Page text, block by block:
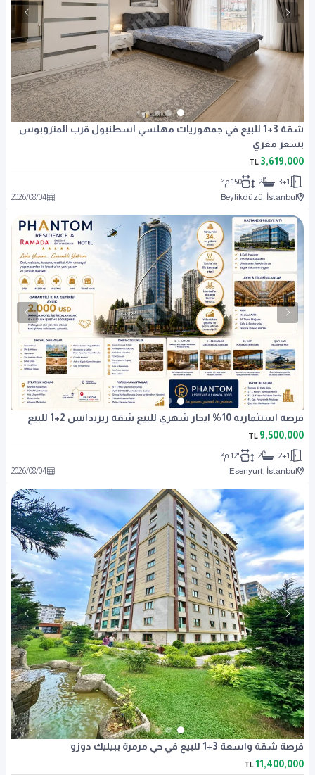
شقة 3+1 للبيع في جمهوريات مهلسي اسطنبول قرب المتروبوس
بسعر مغري
3,619,000
TL
3+1
2
150 م²
Beylikdüzü, İstanbul
2026/08/04
فرصة استثمارية 10% ايجار شهري للبيع شقة ريزيدانس 2+1 للبيع
9,500,000
TL
2+1
2
125 م²
Esenyurt, İstanbul
2026/08/04
فرصة شقة واسعة 3+1 للبيع في حي مرمرة ببيليك دوزو
11,400,000
TL